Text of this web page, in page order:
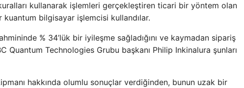
kuralları kullanarak işlemleri gerçekleştiren ticari bir yöntem olan
bilgisayar işlemcisi kullandılar.
% 34’lük bir iyileşme sağladığını ve kaymadan sipariş
Quantum Technologies Grubu başkanı Philip Inkinalura şunları
hakkında olumlu sonuçlar verdiğinden, bunun uzak bir